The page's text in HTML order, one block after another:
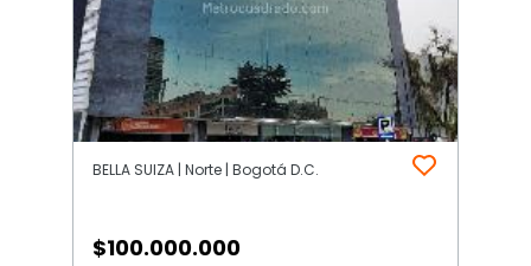
BELLA SUIZA | Norte | Bogotá D.C.
$100.000.000